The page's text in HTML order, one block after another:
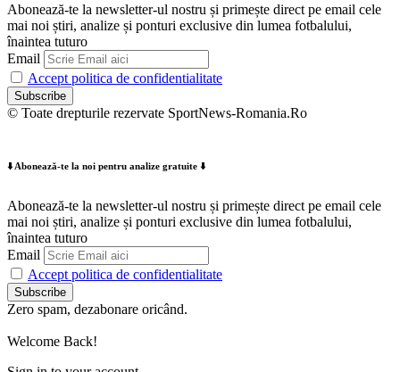
Abonează-te la newsletter-ul nostru și primește direct pe email cele
mai noi știri, analize și ponturi exclusive din lumea fotbalului,
înaintea tuturo
Email
Accept politica de confidentialitate
© Toate drepturile rezervate SportNews-Romania.Ro
⬇️ Abonează-te la noi pentru analize gratuite ⬇️
Abonează-te la newsletter-ul nostru și primește direct pe email cele
mai noi știri, analize și ponturi exclusive din lumea fotbalului,
înaintea tuturo
Email
Accept politica de confidentialitate
Zero spam, dezabonare oricând.
Welcome Back!